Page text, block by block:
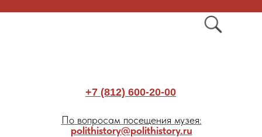
+7 (812) 600-20-00
По вопросам посещения музея:
polithistory@polithistory.ru